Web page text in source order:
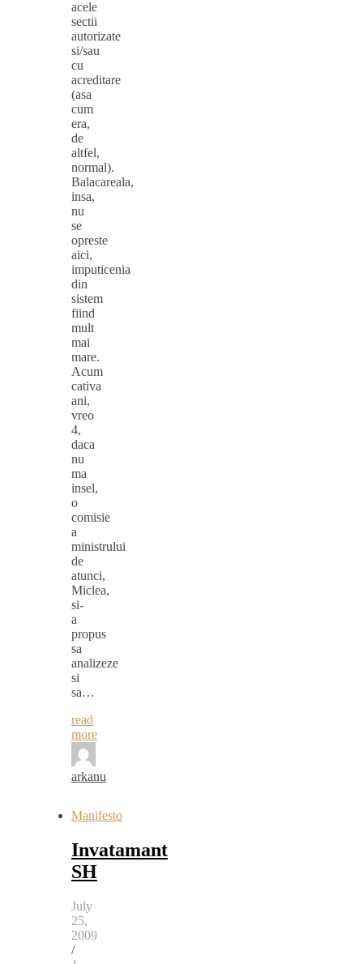
acele
sectii
autorizate
si/sau
cu
acreditare
(asa
cum
era,
de
altfel,
normal).
Balacareala,
insa,
nu
se
opreste
aici,
imputicenia
din
sistem
fiind
mult
mai
mare.
Acum
cativa
ani,
vreo
4,
daca
nu
ma
insel,
o
comisie
a
ministrului
de
atunci,
Miclea,
si-
a
propus
sa
analizeze
si
sa…
read
more
arkanu
Manifesto
Invatamant
SH
July
25,
2009
/